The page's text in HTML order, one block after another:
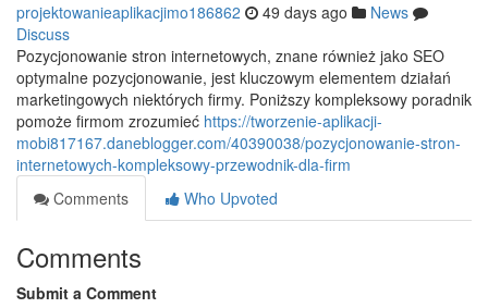
projektowanieaplikacjimo186862 49 days ago
News
Discuss
Pozycjonowanie stron internetowych, znane również jako SEO
optymalne pozycjonowanie, jest kluczowym elementem działań
marketingowych niektórych firmy. Poniższy kompleksowy poradnik
pomoże firmom zrozumieć https://tworzenie-aplikacji-
mobi817167.daneblogger.com/40390038/pozycjonowanie-stron-
internetowych-kompleksowy-przewodnik-dla-firm
Comments
Who Upvoted
Comments
Submit a Comment